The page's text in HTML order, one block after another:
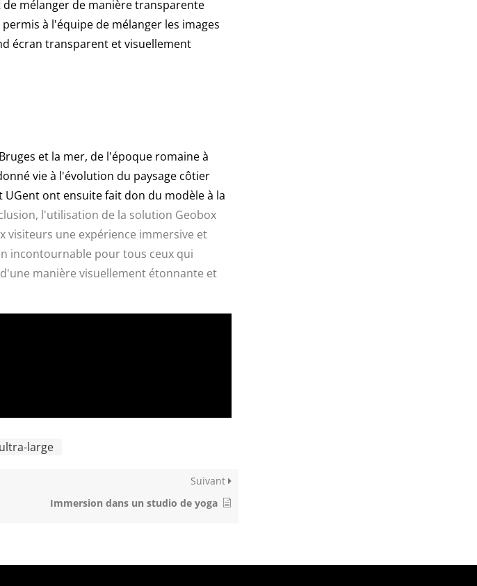
mélanger de manière transparente
à l'équipe de mélanger les images
écran transparent et visuellement
et la mer, de l'époque romaine à
vie à l'évolution du paysage côtier
UGent ont ensuite fait don du modèle à la
l'utilisation de la solution Geobox
visiteurs une expérience immersive et
incontournable pour tous ceux qui
manière visuellement étonnante et
large
Suivant
Immersion dans un studio de yoga